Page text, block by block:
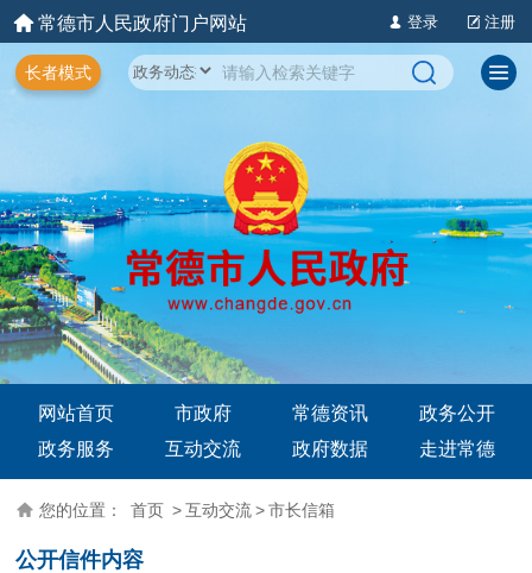
常德市人民政府门户网站 登录 注册
长者模式
网站首页 市政府 常德资讯
政务公开
政务服务
互动交流 政府数据 走进常德
您的位置： 首页 > 互动交流 > 市长信箱
公开信件内容